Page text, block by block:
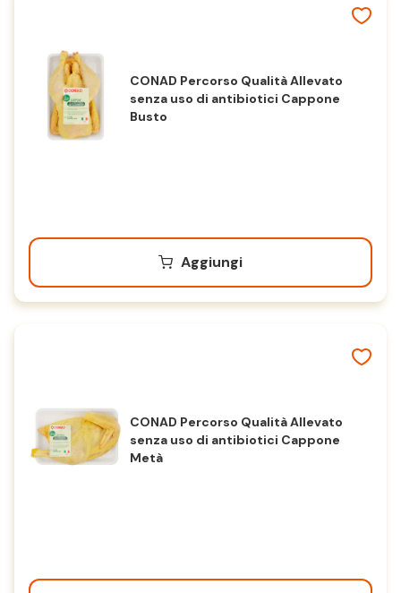
CONAD Percorso Qualità Allevato
senza uso di antibiotici Cappone
Busto
Aggiungi
CONAD Percorso Qualità Allevato
senza uso di antibiotici Cappone
Metà